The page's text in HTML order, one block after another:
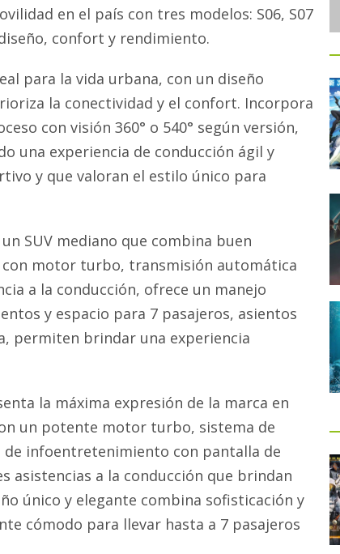
en el país con tres modelos: S06, S07
confort y rendimiento.
para la vida urbana, con un diseño
la conectividad y el confort. Incorpora
con visión 360° o 540° según versión,
una experiencia de conducción ágil y
y que valoran el estilo único para
SUV mediano que combina buen
motor turbo, transmisión automática
a la conducción, ofrece un manejo
y espacio para 7 pasajeros, asientos
permiten brindar una experiencia
la máxima expresión de la marca en
un potente motor turbo, sistema de
de infoentretenimiento con pantalla de
asistencias a la conducción que brindan
único y elegante combina sofisticación y
cómodo para llevar hasta a 7 pasajeros